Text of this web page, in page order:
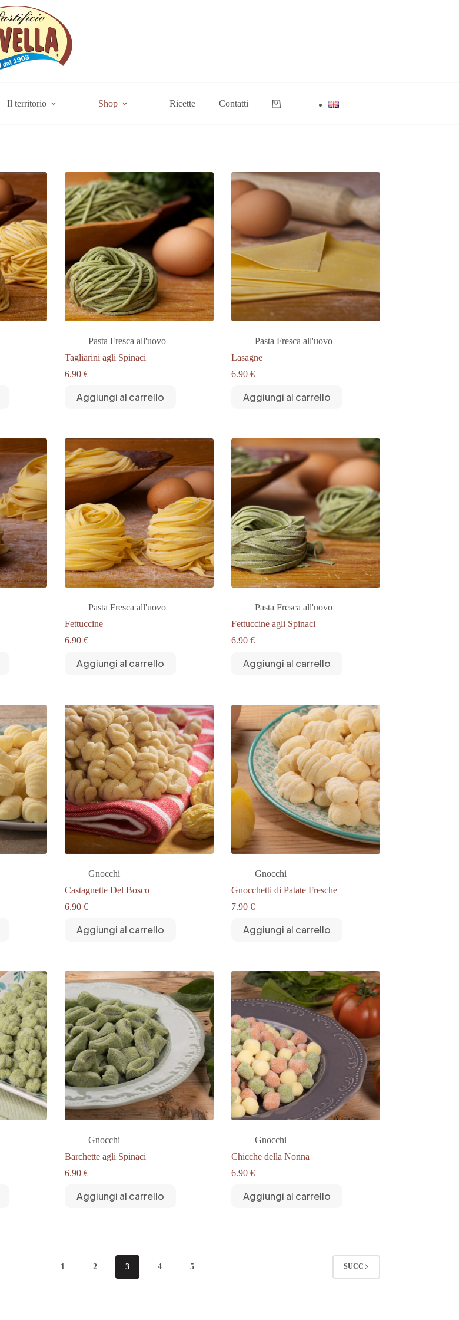
Il territorio Shop Ricette Contatti Carrello
Pasta Fresca all'uovo
Tagliarini agli Spinaci
6.90 €
Aggiungi al carrello
Pasta Fresca all'uovo
Lasagne
6.90 €
Aggiungi al carrello
Pasta Fresca all'uovo
Fettuccine
6.90 €
Aggiungi al carrello
Pasta Fresca all'uovo
Fettuccine agli Spinaci
6.90 €
Aggiungi al carrello
Gnocchi
Castagnette Del Bosco
6.90 €
Aggiungi al carrello
Gnocchi
Gnocchetti di Patate Fresche
7.90 €
Aggiungi al carrello
Gnocchi
Barchette agli Spinaci
6.90 €
Aggiungi al carrello
Gnocchi
Chicche della Nonna
6.90 €
Aggiungi al carrello
1 2 3 4 5 SUCC